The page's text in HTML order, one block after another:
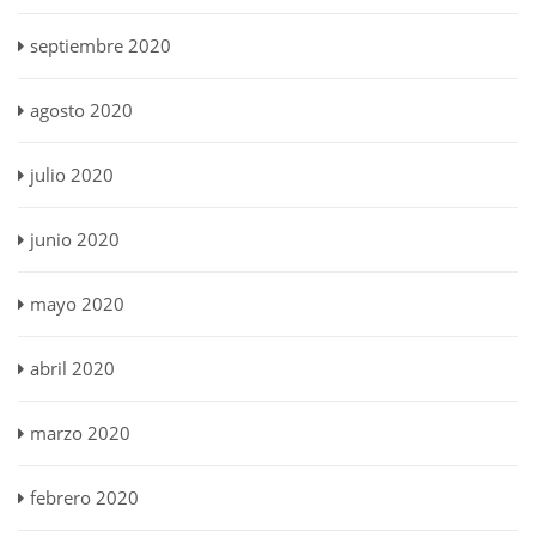
septiembre 2020
agosto 2020
julio 2020
junio 2020
mayo 2020
abril 2020
marzo 2020
febrero 2020